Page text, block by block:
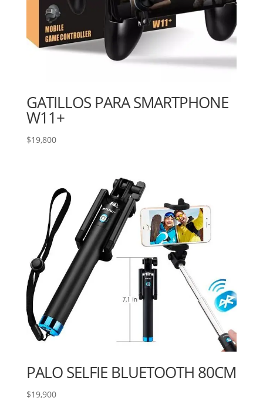
GATILLOS PARA SMARTPHONE
W11+
$19,800
PALO SELFIE BLUETOOTH 80CM
$19,900